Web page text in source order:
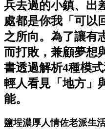
兵去過的小鎮、出
處都是你我「可以
之所向。為了讓有
而打敗，兼顧夢想
書透過解析4種模
輕人看見「地方」
能。
鹽埕濃厚人情佐老派生